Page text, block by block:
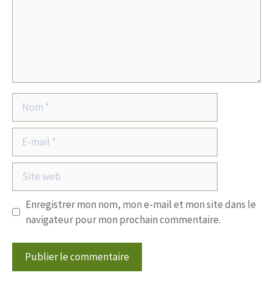
mail
Site
web
Enregistrer mon nom, mon e-mail et mon site dans le
navigateur pour mon prochain commentaire.